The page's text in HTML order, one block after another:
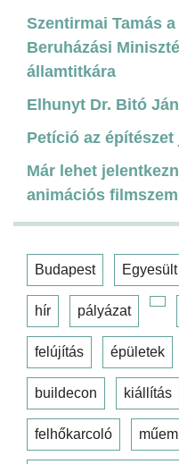
Szentirmai Tamás
Beruházási
államtitkára
Elhunyt Dr. Bitó
Petíció az
Már lehet
animációs
Budapest
hír pályázat
felújítás épületek
buildecon kiállítás
felhőkarcoló